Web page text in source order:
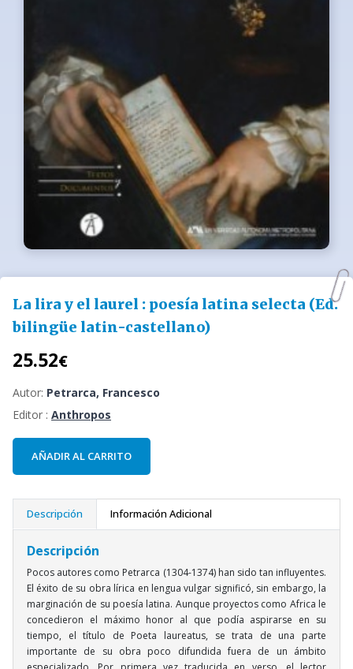
La lira y el laurel : poesía latina selecta (Ed.
bilingüe latin-castellano)
25.52€
Autor: Petrarca, Francesco
Editor : Anthropos
AÑADIR AL CARRITO
Descripción Información Adicional
Descripción
Pocos autores como Petrarca (1304-1374) han sido tan influyentes.
El éxito de su obra lírica en lengua vulgar significó, sin embargo, la
marginación de su poesía latina. Aunque proyectos como Africa le
concedieron el máximo honor al que podía aspirarse en su
tiempo, el título de Poeta laureatus, se trata de una parte
importante de su obra poco difundida fuera de un ámbito